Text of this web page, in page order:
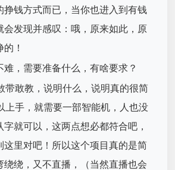
挣钱方式而已，当你也进入到有钱
会发现并感叹：哦，原来如此，原
！
难，需要准备什么，有啥要求？
带敢教，说明什么，说明真的很简
上手，就需要一部智能机，人也没
就可以，这两点想必都符合吧，
这里对吧！所以这个项目真的是简
绕绕，又不直播，（当然直播也会